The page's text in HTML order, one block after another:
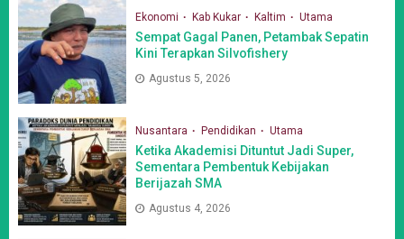
Ekonomi Kab Kukar Kaltim Utama
Sempat Gagal Panen, Petambak Sepatin
Kini Terapkan Silvofishery
Agustus 5, 2026
Nusantara Pendidikan Utama
Ketika Akademisi Dituntut Jadi Super,
Sementara Pembentuk Kebijakan
Berijazah SMA
Agustus 4, 2026